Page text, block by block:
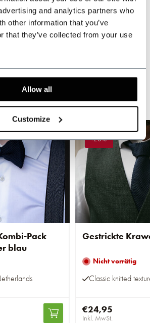
and analytics partners who
other information that you’ve
that they’ve collected from your use
Allow all
Customize
und sparen
wird oft zusammen mit ...
Pack
blau
-20%
Gestrickte
Nicht vorrätig
Classic knitted
€24,95
Inkl. MwSt.